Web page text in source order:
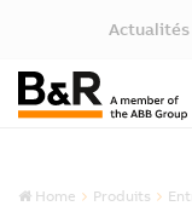
Actualités
Home Produits